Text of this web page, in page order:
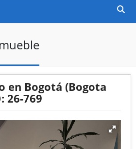
en Bogotá (Bogota
26-769